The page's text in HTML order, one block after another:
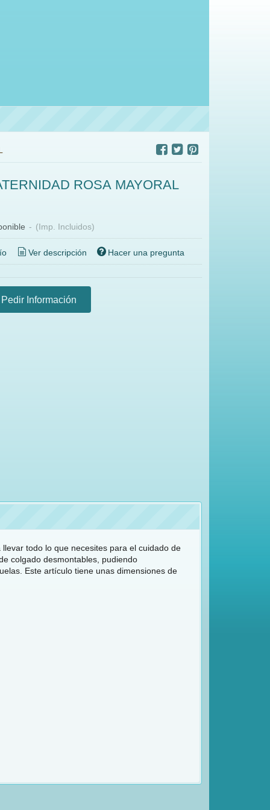
ROSA MAYORAL
- (Imp. Incluidos)
Ver descripción Hacer una pregunta
Pedir Información
todo lo que necesites para el cuidado de
colgado desmontables, pudiendo
Este artículo tiene unas dimensiones de